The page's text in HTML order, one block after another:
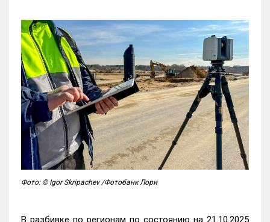
Фото: © Igor Skripachev /Фотобанк Лори
В разбивке по регионам по состоянию на 21.10.2025